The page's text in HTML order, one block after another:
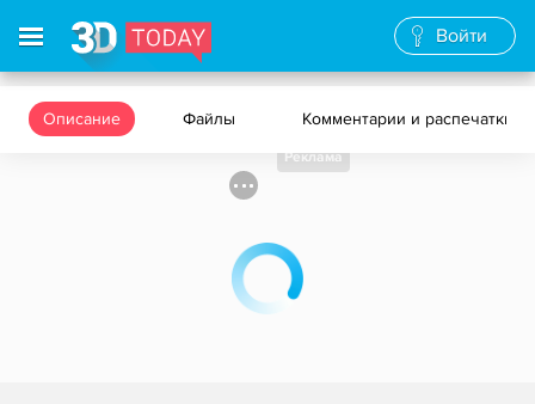
Войти
Описание Файлы Комментарии и распечатки
Реклама